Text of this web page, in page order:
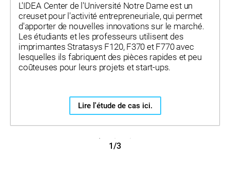
L'IDEA Center de l'Université Notre Dame est un
creuset pour l'activité entrepreneuriale, qui permet
d'apporter de nouvelles innovations sur le marché.
Les étudiants et les professeurs utilisent des
imprimantes Stratasys F120, F370 et F770 avec
lesquelles ils fabriquent des pièces rapides et peu
coûteuses pour leurs projets et start-ups.
Lire l'étude de cas ici.
1/3